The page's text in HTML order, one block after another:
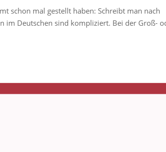
schon mal gestellt haben: Schreibt man nach
im Deutschen sind kompliziert. Bei der Groß-